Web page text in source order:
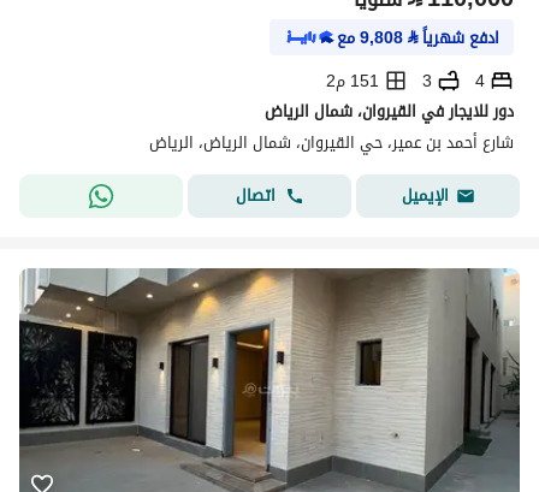
ادفع شهرياً⃁
9,808مع
4
3
151 م2
دور للايجار في القيروان، شمال الرياض
شارع أحمد بن عمير، حي القيروان، شمال الرياض، الرياض
الإيميل
اتصال